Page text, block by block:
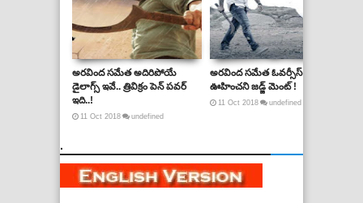
అరవింద సమేత అదిరిపోయే
డైలాగ్స్ ఇవే.. త్రివిక్రం పెన్ పవర్
ఇది..!
11 Oct 2018 undefined
అరవింద సమేత ఓవర్సీస్ టాక్ లో
ఊహించని జడ్జ్ మెంట్ !
11 Oct 2018 undefined
.